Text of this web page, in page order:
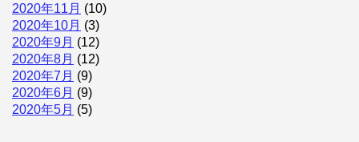
2020年11月 (10)
2020年10月 (3)
2020年9月 (12)
2020年8月 (12)
2020年7月 (9)
2020年6月 (9)
2020年5月 (5)